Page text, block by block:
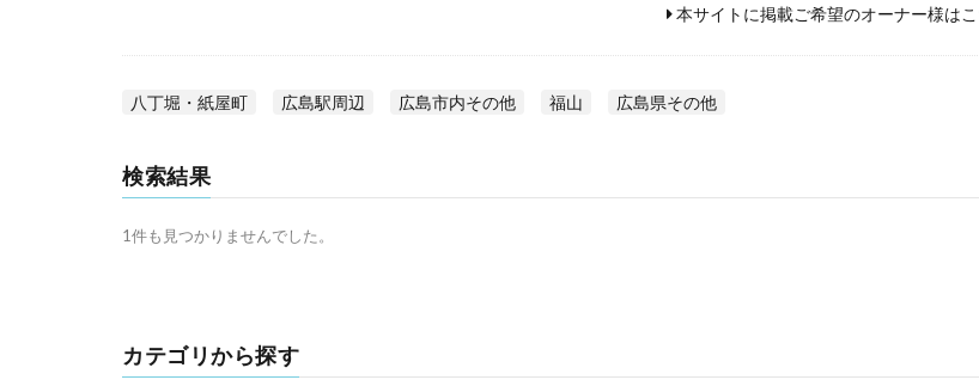
本サイトに掲載ご希望のオーナー様はこ
八丁堀・紙屋町 広島駅周辺 広島市内その他 福山 広島県その他
検索結果
1件も見つかりませんでした。
カテゴリから探す